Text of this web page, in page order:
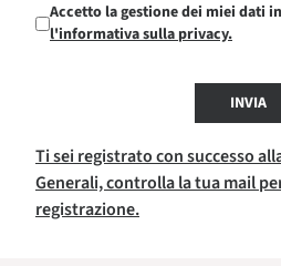
Accetto la gestione dei miei dati
l'informativa sulla privacy.
INVIA
Ti sei registrato con successo
Generali, controlla la tua mail
registrazione.